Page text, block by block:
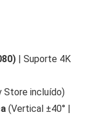
| Suporte 4K
Store incluído)
(Vertical ±40° |